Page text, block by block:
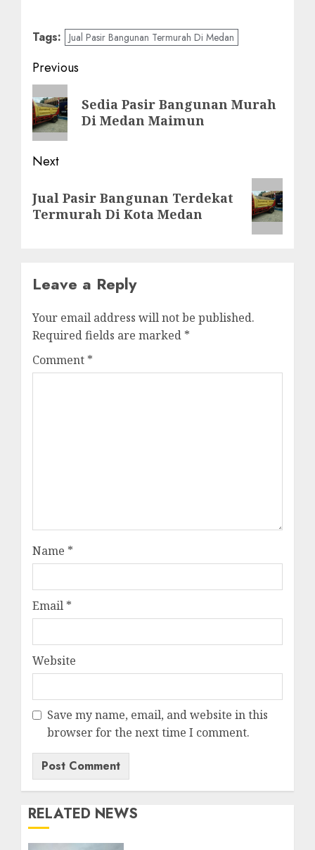
Tags: Jual Pasir Bangunan Termurah Di Medan
Post
navigation
Previous
Previous
post:
Sedia Pasir Bangunan Murah
Di Medan Maimun
Next
post:
Jual Pasir Bangunan Terdekat
Termurah Di Kota Medan
Leave a Reply
Your email address will not be published.
Required fields are marked *
Comment *
Name *
Email *
Website
Save my name, email, and website in this
browser for the next time I comment.
RELATED NEWS